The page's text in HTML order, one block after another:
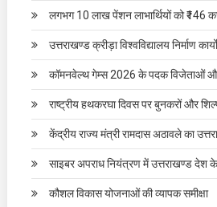
लगभग 10 लाख पेंशन लाभार्थियों को ₹146
उत्तराखण्ड क्रीड़ा विश्वविद्यालय निर्माण
कॉमनवेल्थ गेम्स 2026 के पदक विजेताओं और
राष्ट्रीय हथकरघा दिवस पर बुनकरों और
केंद्रीय राज्य मंत्री रामदास अठावले का
साइबर अपराध नियंत्रण में उत्तराखण्ड देश के
कौशल विकास योजनाओं की व्यापक समीक्षा